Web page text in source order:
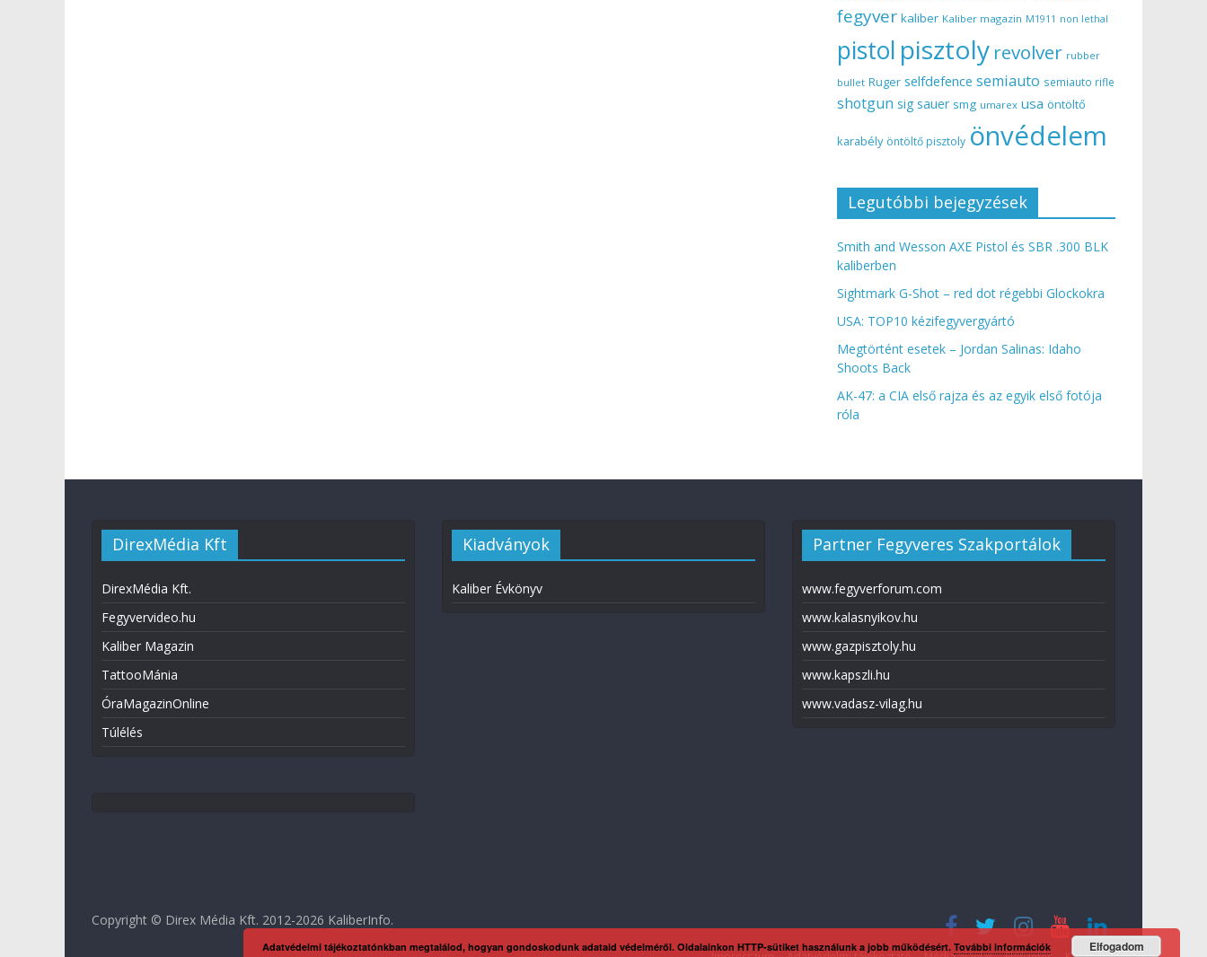
fegyver kaliber Kaliber magazin M1911 non lethal
pistol pisztoly revolver rubber
bullet Ruger selfdefence semiauto semiauto rifle
shotgun sig sauer smg umarex usa öntöltő
karabély öntöltő pisztoly önvédelem
Legutóbbi bejegyzések
Smith and Wesson AXE Pistol és SBR .300 BLK
kaliberben
Sightmark G-Shot – red dot régebbi Glockokra
USA: TOP10 kézifegyvergyártó
Megtörtént esetek – Jordan Salinas: Idaho
Shoots Back
AK-47: a CIA első rajza és az egyik első fotója
róla
DirexMédia Kft
DirexMédia Kft.
Fegyvervideo.hu
Kaliber Magazin
TattooMánia
ÓraMagazinOnline
Túlélés
Kiadványok
Kaliber Évkönyv
Partner Fegyveres Szakportálok
www.fegyverforum.com
www.kalasnyikov.hu
www.gazpisztoly.hu
www.kapszli.hu
www.vadasz-vilag.hu
Copyright © Direx Média Kft. 2012-2026 KaliberInfo.
Adatvédelmi tájékoztatónkban megtalálod, hogyan gondoskodunk adataid védelméről. Oldalainkon HTTP-sütiket használunk a jobb működésért. További információk Elfogadom